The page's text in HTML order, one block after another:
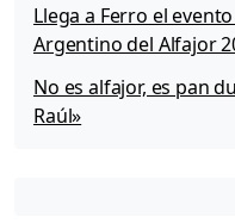
Llega a Ferro el
Argentino del Alfajor
No es alfajor, es pan
Raúl»